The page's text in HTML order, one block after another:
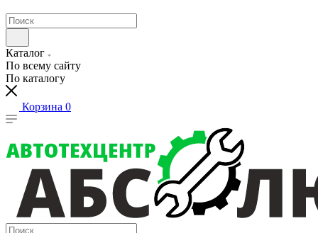
Каталог
По всему сайту
По каталогу
Корзина 0